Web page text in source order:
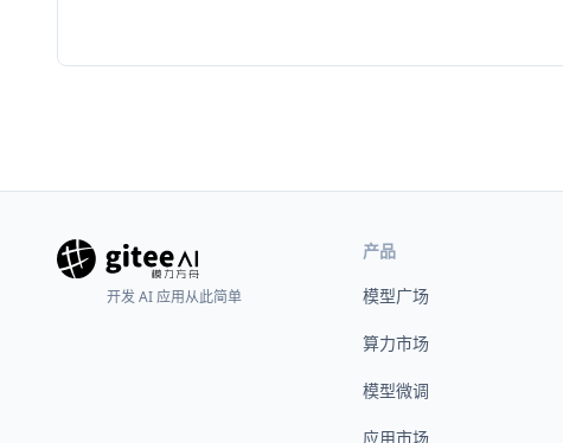
开发 AI 应用从此简单
产品
模型广场
算力市场
模型微调
应用市场